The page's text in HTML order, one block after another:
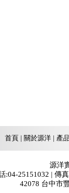
首頁 關於源洋| 產品